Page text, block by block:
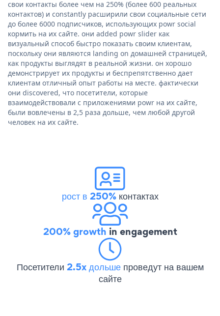
свои контакты более чем на 250% (более 600 реальных
контактов) и constantly расширили свои социальные сети
до более 6000 подписчиков, использующих powr social
кормить на их сайте. они added powr slider как
визуальный способ быстро показать своим клиентам,
поскольку они являются landing on домашней страницей,
как продукты выглядят в реальной жизни. он хорошо
демонстрирует их продукты и беспрепятственно дает
клиентам отличный опыт работы на месте. фактически
они discovered, что посетители, которые
взаимодействовали с приложениями powr на их сайте,
были вовлечены в 2,5 раза дольше, чем любой другой
человек на их сайте.
рост в 250%контактах
200% growth in engagement
Посетители 2.5x дольше проведут на вашем
сайте